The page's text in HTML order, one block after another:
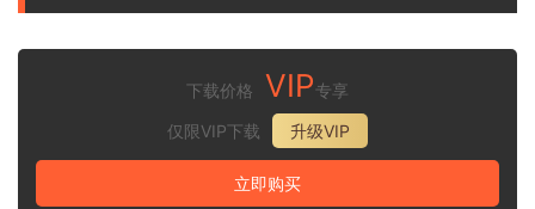
下载价格 VIP专享
仅限VIP下载
升级VIP
立即购买